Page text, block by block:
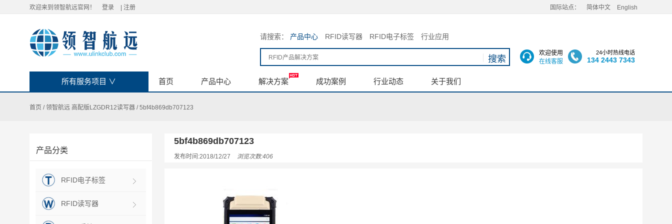
欢迎来到领智航远官网！ 登录 注册 国际站点： 简体中文 English
欢迎使用
在线客服
24小时热线电话
134 2443 7343
请搜索： 产品中心 RFID读写器 RFID电子标签 行业应用
所有服务项目 ∨ 首页 产品中心 解决方案 成功案例 行业动态 关于我们
首页 /领智航远 高配版LZGDR12读写器 /5bf4b869db707123
产品分类
RFID电子标签
RFID读写器
5bf4b869db707123
发布时间:2018/12/27 浏览次数:406